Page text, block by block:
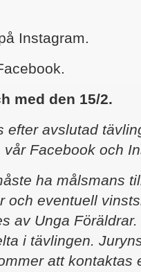
Instagram.
med den 15/2.
efter avslutad
vår Facebook och
ha målsmans
och eventuell
av Unga
i tävlingen.
att kontaktas